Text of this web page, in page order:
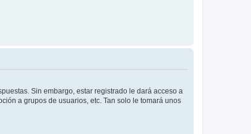
Sin embargo, estar registrado le dará acceso a
a grupos de usuarios, etc. Tan solo le tomará unos